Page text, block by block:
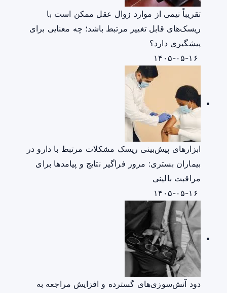
تقریباً نیمی از موارد زوال عقل ممکن است با
ریسک‌های قابل تغییر مرتبط باشد؛ چه معنایی برای
پیشگیری دارد؟
ابزارهای پیش‌بینی ریسک مشکلات مرتبط با دارو در
بیماران بستری: مرور فراگیر نتایج و پیامدها برای
مراقبت بالینی
دود آتش‌سوزی‌های گسترده و افزایش مراجعه به